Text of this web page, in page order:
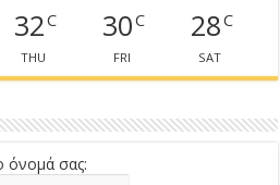
32C
THU
30C
FRI
28C
SAT
όνομά σας: